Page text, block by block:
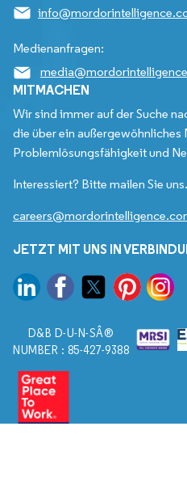
Medienanfragen:
MITMACHEN
Wir sind immer auf der Suche
die über ein außergewöhnliches
Problemlösungsfähigkeit und
Interessiert? Bitte mailen Sie uns.
JETZT MIT UNS IN
D&B D-U-N-SÂ®
NUMBER : 85-427-9388